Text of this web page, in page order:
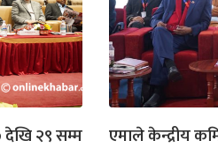
देखि २९ सम्म एमाले केन्द्रीय